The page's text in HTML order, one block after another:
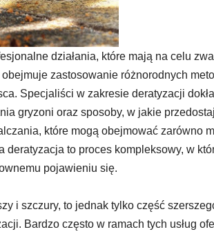
działania, które mają na celu
zastosowanie różnorodnych
Specjaliści w zakresie deratyzacji
gryzoni oraz sposoby, w jakie
które mogą obejmować zarówno
deratyzacja to proces kompleksowy, w
pojawieniu się.
i szczury, to jednak tylko część
Bardzo często w ramach tych usług